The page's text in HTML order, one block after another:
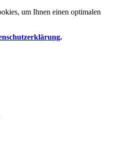
, um Ihnen einen optimalen
.